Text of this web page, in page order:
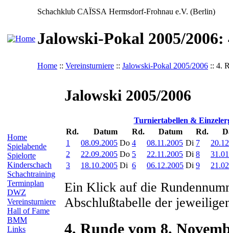
Schachklub CAÏSSA Hermsdorf-Frohnau e.V. (Berlin)
Jalowski-Pokal 2005/2006:
Home :: Vereinsturniere :: Jalowski-Pokal 2005/2006 :: 4.
Home
Spielabende
Spielorte
Kinderschach
Schachtraining
Terminplan
DWZ
Vereinsturniere
Hall of Fame
BMM
Links
Jalowski 2005/2006
Turniertabellen &
Rd.
Datum Rd. Datum Rd.
1
08.09.2005 Do 4 08.11.2005 Di 7
2
22.09.2005 Do 5 22.11.2005 Di 8
3
18.10.2005 Di 6 06.12.2005 Di 9
Ein Klick auf die
Abschlußtabelle der
4. Runde vom 8.